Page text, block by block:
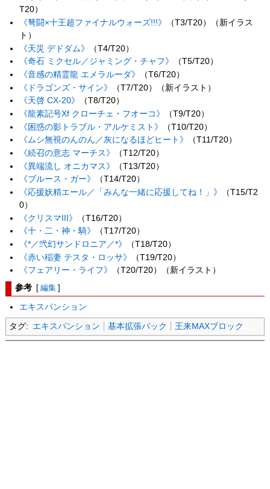
T20）
《弩闘×十王超ファイナルウォーズ!!!》
（T3/T20）（新イラス
ト）
《天災 デドダム》
（T4/T20）
《奇石 ミクセル／ジャミング・チャフ》
（T5/T20）
《音感の精霊龍 エメラルーダ》
（T6/T20）
《ドラゴンズ・サイン》
（T7/T20）（新イラスト）
《天啓 CX-20》
（T8/T20）
《龍素記号Xf クローチェ・フオーコ》
（T9/T20）
《困惑の影トラブル・アルケミスト》
（T10/T20）
《ムシ無視のんのん／灰になるほどヒート》
（T11/T20）
《続召の意志 マーチス》
（T12/T20）
《異端流し オニカマス》
（T13/T20）
《ブルース・ガー》
（T14/T20）
《応援妖精エール／「みんな一緒に応援してね！」》
（T15/T2
0）
《クリスマIII》
（T16/T20）
《十・二・神・騎》
（T17/T20）
《*／弐幻サンドロニア／*》
（T18/T20）
《赤い稲妻 テスタ・ロッサ》
（T19/T20）
《フェアリー・ライフ》
（T20/T20）（新イラスト）
参考 [ 編集 ]
エキスパンション
タグ: エキスパンション 基本拡張パック 王来MAXブロック